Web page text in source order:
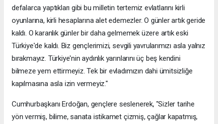
defalarca yaptıkları gibi bu milletin tertemiz evlatlarını kirli
oyunlarına, kirli hesaplarına alet edemezler. O günler artık geride
kaldı. O karanlık günler bir daha gelmemek üzere artık eski
Türkiye'de kaldı. Biz gençlerimizi, sevgili yavrularımızı asla yalnız
bırakmayız. Türkiye'nin aydınlık yarınlarını üç beş kendini
bilmeze yem ettirmeyiz. Tek bir evladımızın dahi ümitsizliğe
kapılmasına asla izin vermeyiz."
Cumhurbaşkanı Erdoğan, gençlere seslenerek, "Sizler tarihe
yön vermiş, bilime, sanata istikamet çizmiş, çağlar kapatmış,